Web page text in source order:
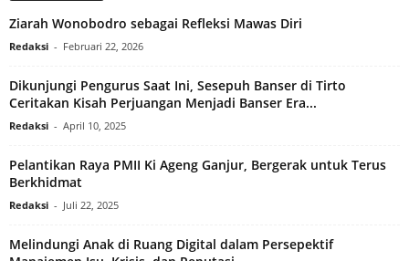
Ziarah Wonobodro sebagai Refleksi Mawas Diri
Redaksi - Februari 22, 2026
Dikunjungi Pengurus Saat Ini, Sesepuh Banser di Tirto
Ceritakan Kisah Perjuangan Menjadi Banser Era...
Redaksi - April 10, 2025
Pelantikan Raya PMII Ki Ageng Ganjur, Bergerak untuk Terus
Berkhidmat
Redaksi - Juli 22, 2025
Melindungi Anak di Ruang Digital dalam Persepektif